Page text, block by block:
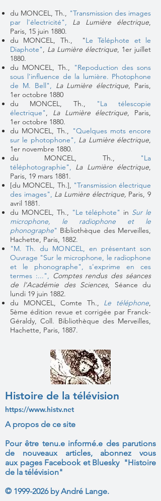
du MONCEL, Th., "Transmission des images
par l'électricité",
La Lumière électrique,
Paris, 15 juin 1880.
du MONCEL, Th.,
"Le Téléphote et le
Diaphote", La Lumière électrique, 1er juillet
1880.
du MONCEL, Th.,
"Repoduction des sons
sous l'influence de la lumière. Photophone
de M. Bell", La Lumière électrique, Paris,
1er octobre 1880
du MONCEL, Th.,
"La télescopie
électrique", La Lumière électrique, Paris,
1er octobre 1880.
du MONCEL, Th., "Quelques mots encore
sur le photophone", La Lumière électrique,
1er novembre 1880.
du MONCEL, Th.,
"La
téléphotographie", La Lumière électrique,
Paris, 19 mars 1881.
[du MONCEL, Th.], "Transmission électrique
des images", La Lumière électrique, Paris, 9
avril 1881.
du MONCEL, Th., "Le téléphote" in Sur le
microphone, le radiophone et le
phonographe" Bibliothèque des Merveilles,
Hachette, Paris, 1882.
"M. Th. du MONCEL, en présentant son
Ouvrage "Sur le microphone, le radiophone
et le phonographe", s'exprime en ces
termes :...", Comptes rendus des séances
de l'Académie des Sciences, Séance du
lundi 19 juin 1882.
du MONCEL, Comte Th., Le téléphone,
5ème édition revue et corrigée par Franck-
Géraldy, Coll. Bibliothèque des Merveilles,
Hachette, Paris, 1887.
Histoire de la télévision
https://www.histv.net
A propos de ce site
Pour être tenu.e informé.e des parutions
de nouveaux articles, abonnez vous
aux pages Facebook et Bluesky "Histoire
de la télévision"
© 1999-2026by André Lange.